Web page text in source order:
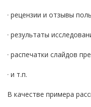
· рецензии и отзывы
· результаты
· распечатки слайдов
· и т.п.
В качестве примера